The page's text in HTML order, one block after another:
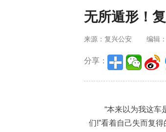
无所遁形！
来源：复兴公安 编辑
分享：
“本来以为我这车是
们!”看着自己失而复